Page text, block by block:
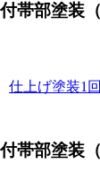
付帯部塗装
仕上げ塗装1
付帯部塗装 （